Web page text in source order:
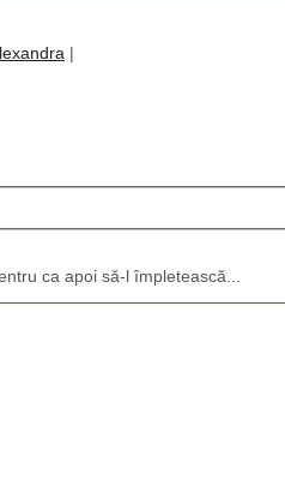
|
ca apoi să-l împletească...